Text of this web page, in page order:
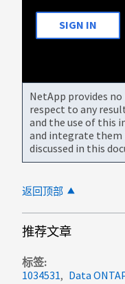
SIGN IN
NetApp provides
respect to any
and the use of this
and integrate them
discussed in this
返回顶部
推荐文章
标签
1034531
Data